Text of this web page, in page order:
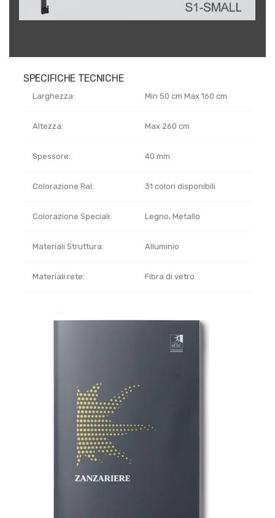
SPECIFICHE TECNICHE
Larghezza: Min 50 cm Max 160 cm
Altezza: Max 260 cm
Spessore: 40 mm
Colorazione Ral: 31 colori disponibili
Colorazione Speciali: Legno, Metallo
Materiali Struttura: Alluminio
Materiali rete: Fibra di vetro